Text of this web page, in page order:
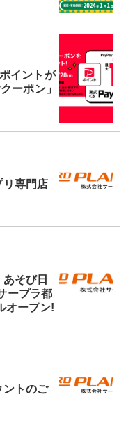
イントが
ーポン」
リ専門店
そび日
ープラ都
オープン!
ントのご